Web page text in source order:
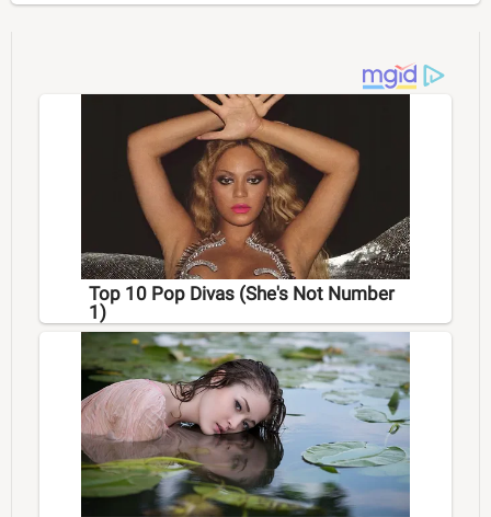
Top 10 Pop Divas (She's Not Number
1)